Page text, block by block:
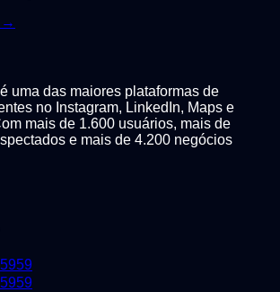
→
uma das maiores plataformas de
no Instagram, LinkedIn, Maps e
mais de 1.600 usuários, mais de
e mais de 4.200 negócios